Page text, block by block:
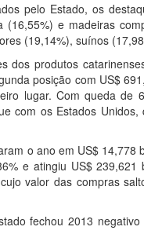
pelo Estado, os
e madeiras
(19,14%), suínos
dos produtos
posição com US$
lugar. Com queda de
com os Estados
o ano em US$
e atingiu US$
valor das compras
fechou 2013